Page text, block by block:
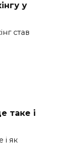
у
став
таке і
і як